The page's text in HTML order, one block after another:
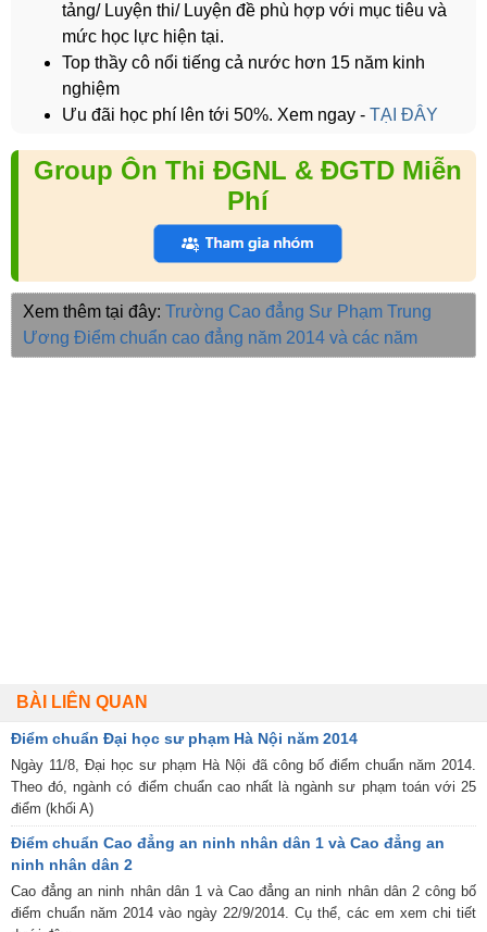
tảng/ Luyện thi/ Luyện đề phù hợp với mục tiêu và
mức học lực hiện tại.
Top thầy cô nổi tiếng cả nước hơn 15 năm kinh
nghiệm
Ưu đãi học phí lên tới 50%. Xem ngay - TẠI ĐÂY
Group Ôn Thi ĐGNL & ĐGTD Miễn
Phí
Xem thêm tại đây: Trường Cao đẳng Sư Phạm Trung
Ương Điểm chuẩn cao đẳng năm 2014 và các năm
BÀI LIÊN QUAN
Điểm chuẩn Đại học sư phạm Hà Nội năm 2014
Ngày 11/8, Đại học sư phạm Hà Nội đã công bố điểm chuẩn năm 2014.
Theo đó, ngành có điểm chuẩn cao nhất là ngành sư phạm toán với 25
điểm (khối A)
Điểm chuẩn Cao đẳng an ninh nhân dân 1 và Cao đẳng an
ninh nhân dân 2
Cao đẳng an ninh nhân dân 1 và Cao đẳng an ninh nhân dân 2 công bố
điểm chuẩn năm 2014 vào ngày 22/9/2014. Cụ thể, các em xem chi tiết